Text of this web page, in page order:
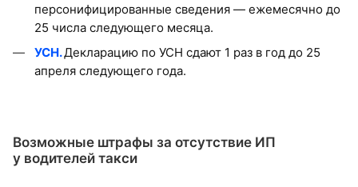
персонифицированные сведения — ежемесячно до
25 числа следующего месяца.
УСН.Декларацию по УСН сдают 1 раз в год до 25
апреля следующего года.
Возможные штрафы за отсутствие ИП
у водителей такси